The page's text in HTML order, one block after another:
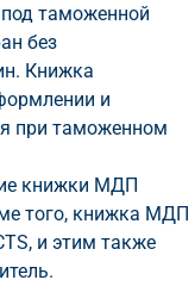
таможенной
без
Книжка
и
при таможенном
книжки МДП
того, книжка МДП
и этим также